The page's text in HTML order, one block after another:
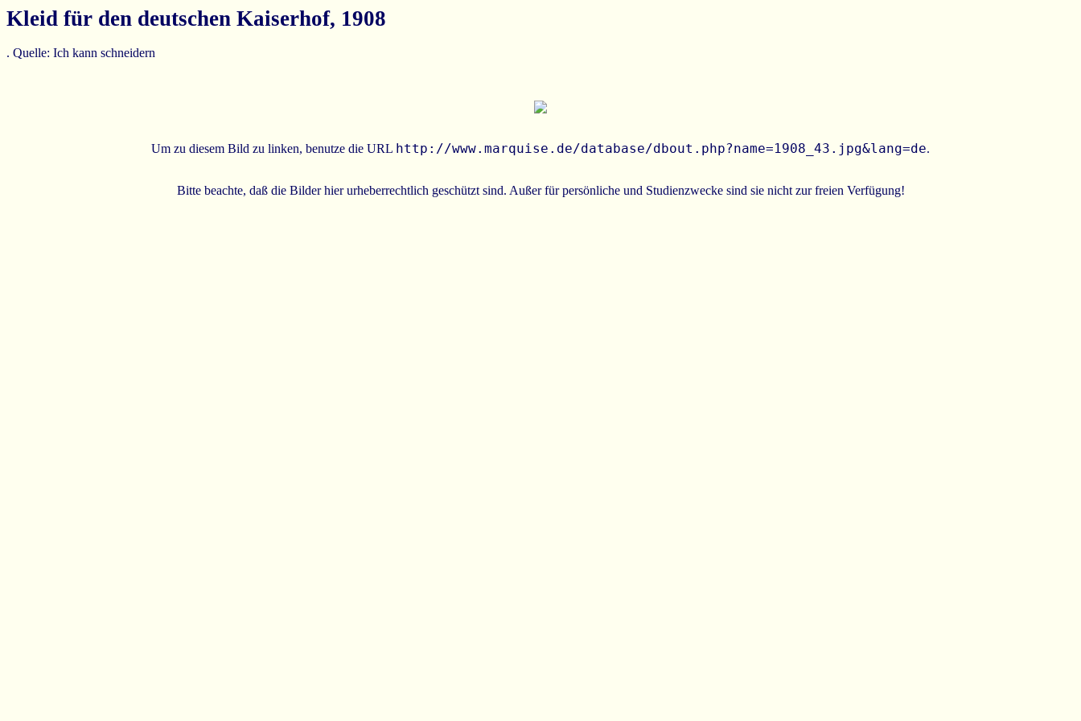
Kleid für den deutschen Kaiserhof, 1908
. Quelle: Ich kann schneidern
Um zu diesem Bild zu linken, benutze die URL http://www.marquise.de/database/dbout.php?name=1908_43.jpg&lang=de.
Bitte beachte, daß die Bilder hier urheberrechtlich geschützt sind. Außer für persönliche und Studienzwecke sind sie nicht zur freien Verfügung!